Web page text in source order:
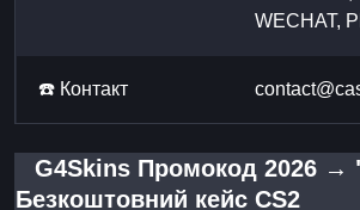
WECHAT,
☎️ Контакт
G4Skins Промокод 2026 →
Безкоштовний кейс CS2